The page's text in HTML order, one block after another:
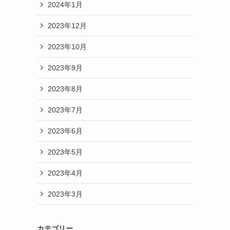
2024年1月
2023年12月
2023年10月
2023年9月
2023年8月
2023年7月
2023年6月
2023年5月
2023年4月
2023年3月